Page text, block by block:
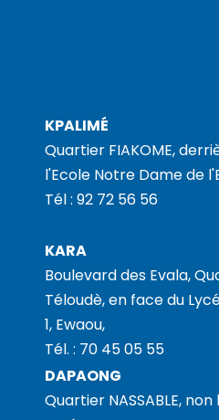
KPALIMÉ
Quartier FIAKOME,
l'Ecole Notre Dame de
Tél : 92 72 56 56
KARA
Boulevard des Evala,
Téloudè, en face du
1, Ewaou,
Tél. : 70 45 05 55
DAPAONG
Quartier NASSABLE, non